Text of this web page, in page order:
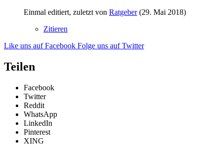
Einmal editiert, zuletzt von Ratgeber(29. Mai 2018)
Zitieren
Like uns auf Facebook Folge uns auf Twitter
Teilen
Facebook
Twitter
Reddit
WhatsApp
LinkedIn
Pinterest
XING